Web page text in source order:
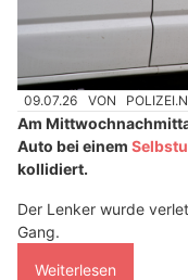
09.07.26 VON
Am
Auto bei einem
kollidiert.
Der Lenker wurde
Gang.
Weiterlesen